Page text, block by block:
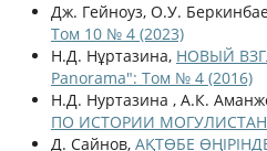
Дж. Гейноуз, О.У.
Том 10 № 4 (2023)
Н.Д. Нұртазина, НОВЫЙ
Panorama": Том № 4 (2016)
Н.Д. Нуртазина , А.К.
ПО ИСТОРИИ
Д. Сайнов, АҚТӨБЕ